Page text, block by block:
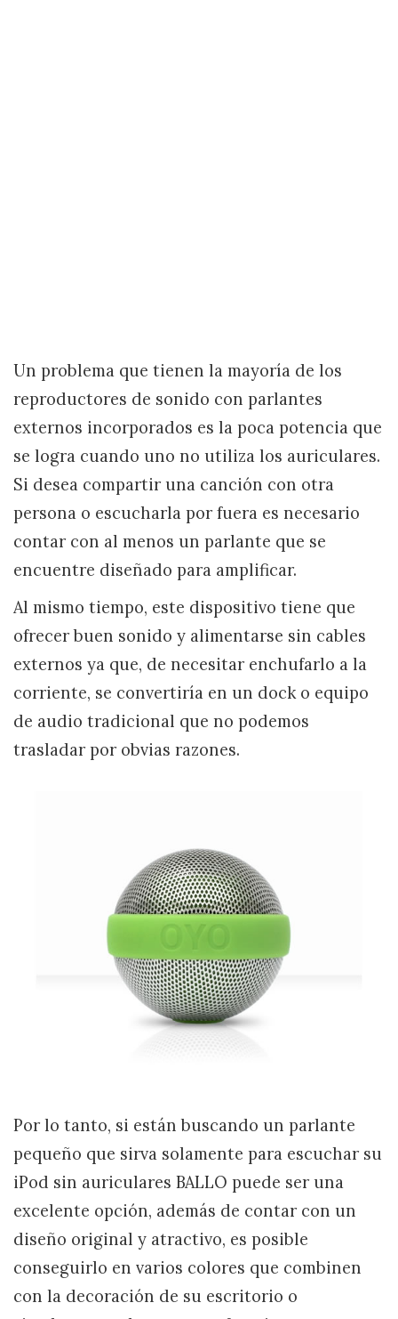
Un problema que tienen la mayoría de los
reproductores de sonido con parlantes
externos incorporados es la poca potencia que
se logra cuando uno no utiliza los auriculares.
Si desea compartir una canción con otra
persona o escucharla por fuera es necesario
contar con al menos un parlante que se
encuentre diseñado para amplificar.
Al mismo tiempo, este dispositivo tiene que
ofrecer buen sonido y alimentarse sin cables
externos ya que, de necesitar enchufarlo a la
corriente, se convertiría en un dock o equipo
de audio tradicional que no podemos
trasladar por obvias razones.
Por lo tanto, si están buscando un parlante
pequeño que sirva solamente para escuchar su
iPod sin auriculares BALLO puede ser una
excelente opción, además de contar con un
diseño original y atractivo, es posible
conseguirlo en varios colores que combinen
con la decoración de su escritorio o